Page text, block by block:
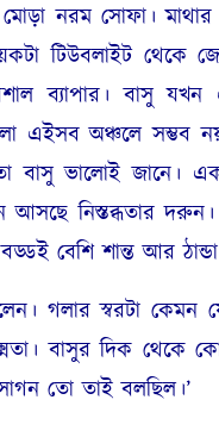
নরম সোফা।
টিউবলাইট
ব্যাপার। বাসু যখন
এইসব অঞ্চলে সম্ভব
বাসু ভালোই জানে।
নিস্তব্ধতার দরুন।
বেশি শান্ত আর
গলার স্বরটা কেমন
বাসুর দিক
তো তাই বলছিল।’